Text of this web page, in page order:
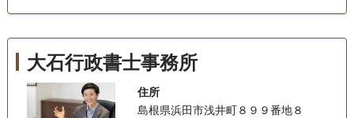
大石行政書士事務所
住所
島根県浜田市浅井町８９９番地８